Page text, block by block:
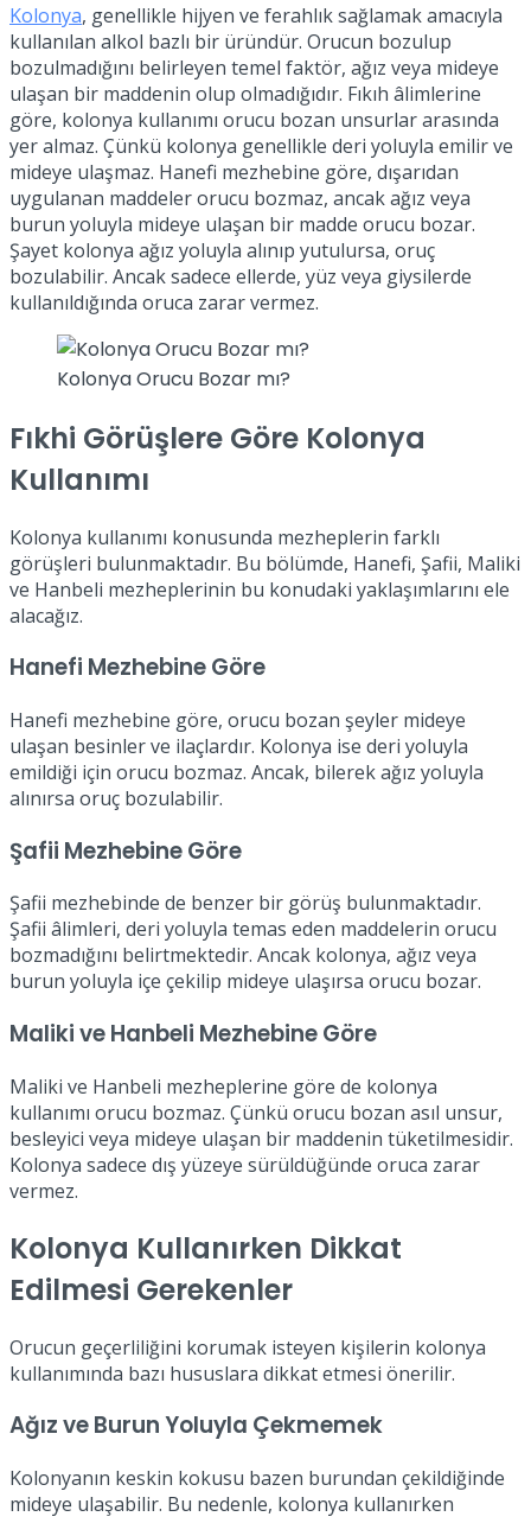
Kolonya, genellikle hijyen ve ferahlık sağlamak amacıyla
kullanılan alkol bazlı bir üründür. Orucun bozulup
bozulmadığını belirleyen temel faktör, ağız veya mideye
ulaşan bir maddenin olup olmadığıdır. Fıkıh âlimlerine
göre, kolonya kullanımı orucu bozan unsurlar arasında
yer almaz. Çünkü kolonya genellikle deri yoluyla emilir ve
mideye ulaşmaz. Hanefi mezhebine göre, dışarıdan
uygulanan maddeler orucu bozmaz, ancak ağız veya
burun yoluyla mideye ulaşan bir madde orucu bozar.
Şayet kolonya ağız yoluyla alınıp yutulursa, oruç
bozulabilir. Ancak sadece ellerde, yüz veya giysilerde
kullanıldığında oruca zarar vermez.
Kolonya Orucu Bozar mı?
Fıkhi Görüşlere Göre Kolonya
Kullanımı
Kolonya kullanımı konusunda mezheplerin farklı
görüşleri bulunmaktadır. Bu bölümde, Hanefi, Şafii, Maliki
ve Hanbeli mezheplerinin bu konudaki yaklaşımlarını ele
alacağız.
Hanefi Mezhebine Göre
Hanefi mezhebine göre, orucu bozan şeyler mideye
ulaşan besinler ve ilaçlardır. Kolonya ise deri yoluyla
emildiği için orucu bozmaz. Ancak, bilerek ağız yoluyla
alınırsa oruç bozulabilir.
Şafii Mezhebine Göre
Şafii mezhebinde de benzer bir görüş bulunmaktadır.
Şafii âlimleri, deri yoluyla temas eden maddelerin orucu
bozmadığını belirtmektedir. Ancak kolonya, ağız veya
burun yoluyla içe çekilip mideye ulaşırsa orucu bozar.
Maliki ve Hanbeli Mezhebine Göre
Maliki ve Hanbeli mezheplerine göre de kolonya
kullanımı orucu bozmaz. Çünkü orucu bozan asıl unsur,
besleyici veya mideye ulaşan bir maddenin tüketilmesidir.
Kolonya sadece dış yüzeye sürüldüğünde oruca zarar
vermez.
Kolonya Kullanırken Dikkat
Edilmesi Gerekenler
Orucun geçerliliğini korumak isteyen kişilerin kolonya
kullanımında bazı hususlara dikkat etmesi önerilir.
Ağız ve Burun Yoluyla Çekmemek
Kolonyanın keskin kokusu bazen burundan çekildiğinde
mideye ulaşabilir. Bu nedenle, kolonya kullanırken